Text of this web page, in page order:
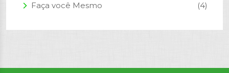
arrow_forward_ios Faça você Mesmo (4)